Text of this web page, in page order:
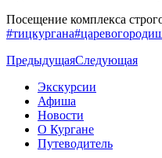
Посещение комплекса
#тицкургана
ПредыдущаяСледующая
Экскурсии
Афиша
Новости
О Кургане
Путеводитель